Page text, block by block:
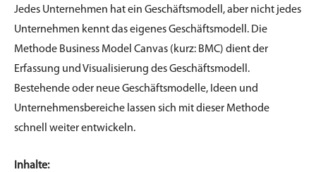
Jedes Unternehmen hat ein Geschäftsmodell, aber nicht jedes
Unternehmen kennt das eigenes Geschäftsmodell. Die
Methode Business Model Canvas (kurz: BMC) dient der
Erfassung und Visualisierung des Geschäftsmodell.
Bestehende oder neue Geschäftsmodelle, Ideen und
Unternehmensbereiche lassen sich mit dieser Methode
schnell weiter entwickeln.
Inhalte: